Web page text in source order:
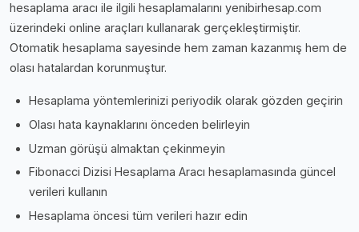
hesaplama aracı ile ilgili hesaplamalarını yenibirhesap.com
üzerindeki online araçları kullanarak gerçekleştirmiştir.
Otomatik hesaplama sayesinde hem zaman kazanmış hem de
olası hatalardan korunmuştur.
Hesaplama yöntemlerinizi periyodik olarak gözden geçirin
Olası hata kaynaklarını önceden belirleyin
Uzman görüşü almaktan çekinmeyin
Fibonacci Dizisi Hesaplama Aracı hesaplamasında güncel
verileri kullanın
Hesaplama öncesi tüm verileri hazır edin